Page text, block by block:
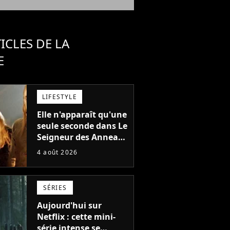
DE LA
LIFESTYLE
Elle n'apparaît qu'une
seule seconde dans Le
Seigneur des Anneaux
: avez-vous reconnu
cinéma dans la saga ?
4 août 2026
SÉRIES
Aujourd'hui sur
Netflix : cette mini-